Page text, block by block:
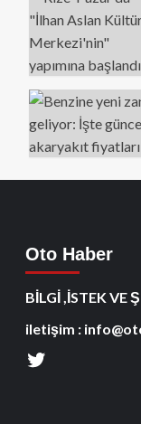
Oto Haber
BİLGİ ,İSTEK VE
iletişim :